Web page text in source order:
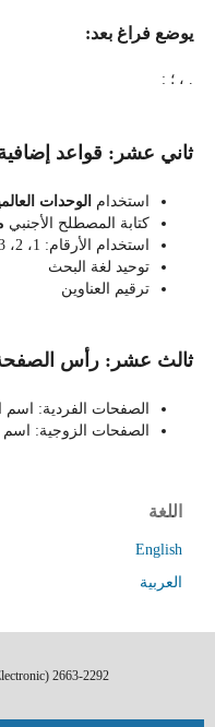
يوضع فراغ بعد:
. ، ؛ :
ثاني عشر: قواعد
استخدام الوحدات
كتابة المصطلح الأجنبي
استخدام الأرقام: 1، 2، 3...
توحيد لغة البحث
ترقيم العناوين
ثالث عشر: رأس
الصفحات الفردية: اسم
الصفحات الزوجية:
اللغة
English
العربية
2663-2292